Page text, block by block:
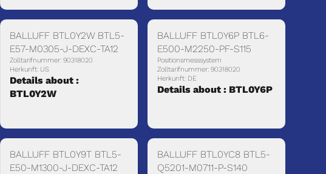
BALLUFF BTL0Y2W BTL5-
E57-M0305-J-DEXC-TA12
Zolltarifnummer: 90318020
Herkunft: US
Details about :
BTL0Y2W
BALLUFF BTL0Y6P BTL6-
E500-M2250-PF-S115
Positionsmesssystem
Zolltarifnummer: 90318020
Herkunft: DE
Details about : BTL0Y6P
BALLUFF BTL0Y9T BTL5-
E50-M1300-J-DEXC-TA12
BALLUFF BTL0YC8 BTL5-
Q5201-M0711-P-S140